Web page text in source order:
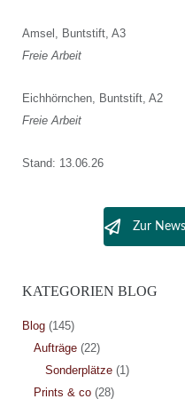
Amsel, Buntstift, A3
Freie Arbeit
Eichhörnchen, Buntstift, A2
Freie Arbeit
Stand: 13.06.26
Zur
KATEGORIEN BLOG
Blog(145)
Aufträge(22)
Sonderplätze(1)
Prints & co(28)